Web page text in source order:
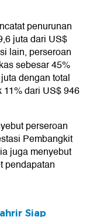
penurunan
juta dari US$
lain, perseroan
sebesar 45%
dengan total
dari US$ 946
perseroan
Pembangkit
juga menyebut
pendapatan
Siap